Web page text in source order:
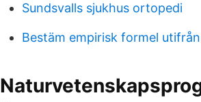
Sundsvalls sjukhus ortopedi
Bestäm empirisk formel